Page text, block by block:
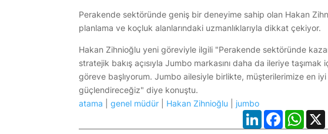
Perakende sektöründe geniş bir deneyime sahip olan Hakan
planlama ve koçluk alanlarındaki uzmanlıklarıyla dikkat çekiyor.
Hakan Zihnioğlu yeni göreviyle ilgili "Perakende sektöründe
stratejik bakış açısıyla Jumbo markasını daha da ileriye
göreve başlıyorum. Jumbo ailesiyle birlikte, müşterilerimize en
güçlendireceğiz" diye konuştu.
atama |genel müdür Hakan Zihnioğlu
jumbo
LinkedInFacebook X